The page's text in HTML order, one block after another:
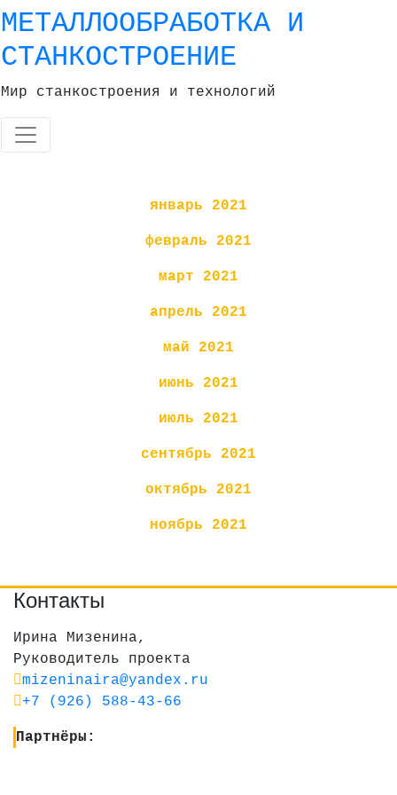
Skip
to
content
МЕТАЛЛООБРАБОТКА И
СТАНКОСТРОЕНИЕ
Мир станкостроения и технологий
январь 2021
февраль 2021
март 2021
апрель 2021
май 2021
июнь 2021
июль 2021
сентябрь 2021
октябрь 2021
ноябрь 2021
Контакты
Ирина Мизенина,
Руководитель проекта
mizeninaira@yandex.ru
+7 (926) 588-43-66
Партнёры: